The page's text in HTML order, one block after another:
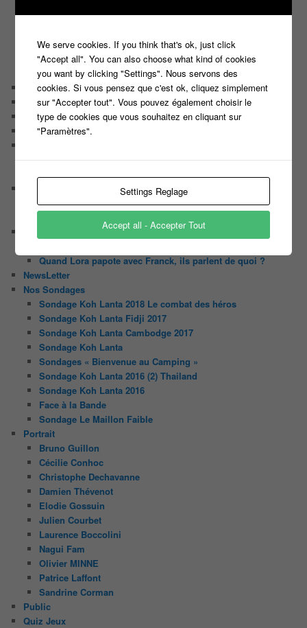
Tous les castings
Les Z’Amours
N’oubliez Pas Les Paroles
Tout le monde veut prendre sa place
Chaine Youtube
Contact
Il était une fois ….
Le candidat masqué
Géraldine multirécidiviste des émissions TV
Les caméras d’un jeu plateau
Les interviews de Lora
Quand Lora papote avec Franck, ils parlent de quoi ?
NewsLetter
Nos Sondages
Sondage Koh Lanta 2018 Le combat des héros
Sondage Koh Lanta Fidji 2017
Sondage Koh Lanta Cambodge 2017
Sondage Koh Lanta
Sondages « Bienvenue au Camping »
Sondage Koh Lanta 2016 (2) Thailand
Sondage Koh Lanta 2016
Face à la Bande
Sondage Le Maillon Faible
Portrait
Bruno Guillon
Cécilie Conhoc
Christophe Dechavanne
Damien Thévenot
Elodie Gossuin
Julien Courbet
Laurence Boccolini
Nagui Fam
Olivier MINNE
Patrice Laffont
Sandrine Corman
Public
Quiz Jeux
We serve cookies. If you think that's ok, just click
"Accept all". You can also choose what kind of cookies
you want by clicking "Settings". Nous servons des
cookies. Si vous pensez que c'est ok, cliquez simplement
sur "Accepter tout". Vous pouvez également choisir le
type de cookies que vous souhaitez en cliquant sur
"Paramètres".
Settings Reglage
Accept all - Accepter Tout